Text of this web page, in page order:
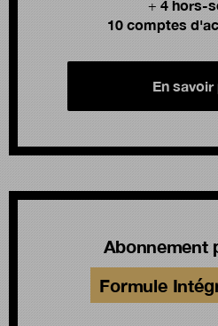
+ 4 hors-
10 comptes
En savoir
Abonnement
Formule